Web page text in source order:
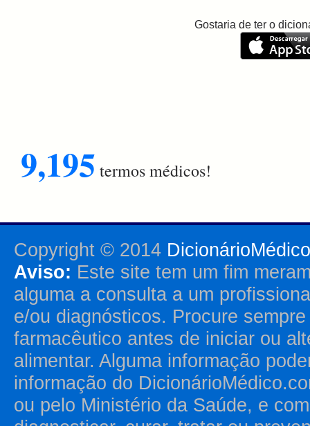
Gostaria de ter o
9,195 termos médicos!
Copyright © 2014
Aviso: Este site tem um fim
alguma a consulta a um
e/ou diagnósticos. Procure
farmacêutico antes de iniciar ou
alimentar. Alguma informação
informação do
ou pelo Ministério da Saúde, e